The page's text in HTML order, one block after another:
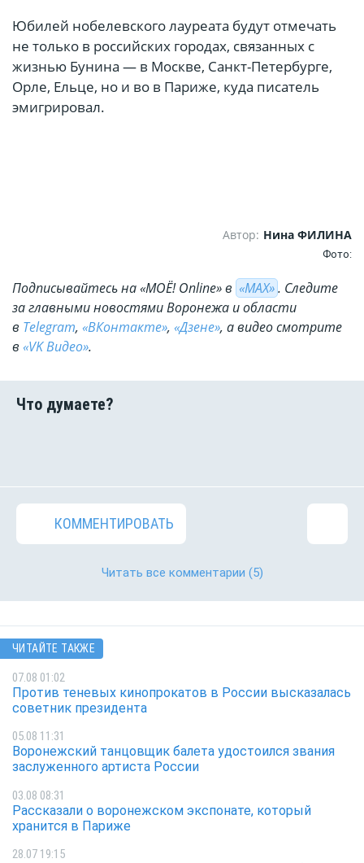
Юбилей нобелевского лауреата будут отмечать
не только в российских городах, связанных с
жизнью Бунина — в Москве, Санкт-Петербурге,
Орле, Ельце, но и во в Париже, куда писатель
эмигрировал.
Автор: Нина ФИЛИНА
Фото:
Подписывайтесь на «МОЁ! Online» в «МАХ». Cледите
за главными новостями Воронежа и области
в Telegram, «ВКонтакте», «Дзене», а видео смотрите
в «VK Видео».
КОММЕНТИРОВАТЬ
Читать все комментарии (5)
ЧИТАЙТЕ ТАКЖЕ
07.08 01:02
Против теневых кинопрокатов в России высказалась
советник президента
05.08 11:31
Воронежский танцовщик балета удостоился звания
заслуженного артиста России
03.08 08:31
Рассказали о воронежском экспонате, который
хранится в Париже
28.07 19:15